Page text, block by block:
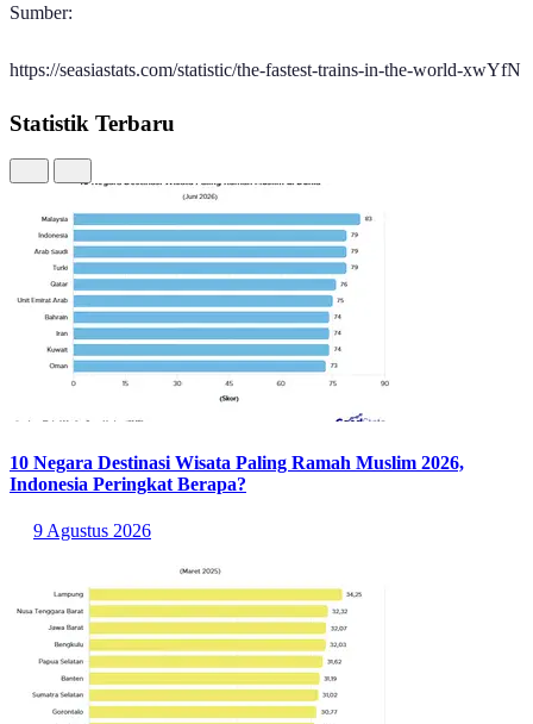
Sumber:
https://seasiastats.com/statistic/the-fastest-trains-in-the-world-xwYfN
Statistik Terbaru
10 Negara Destinasi Wisata Paling Ramah Muslim 2026,
Indonesia Peringkat Berapa?
9 Agustus 2026